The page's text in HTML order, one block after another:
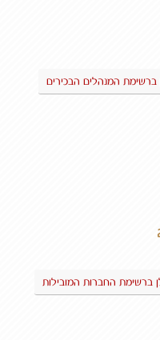
ברשימת המנהלים הבכירים
ברשימת החברות המובילות